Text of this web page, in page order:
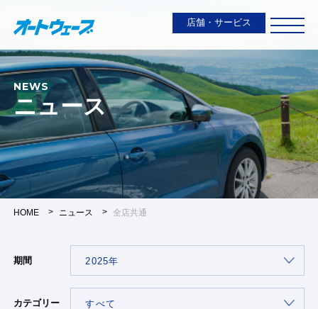
店舗・サービス
NEWS
ニュース
HOME ニュース 全店共通
期間
カテゴリー